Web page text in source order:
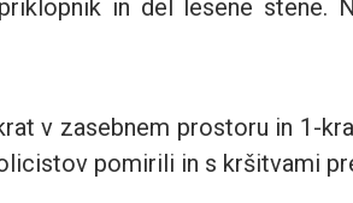
in del lesene stene.
v zasebnem prostoru in 1-
pomirili in s kršitvami